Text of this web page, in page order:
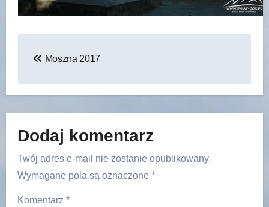
Moszna 2017
Dodaj komentarz
Twój adres e-mail nie zostanie opublikowany.
Wymagane pola są oznaczone *
Komentarz *